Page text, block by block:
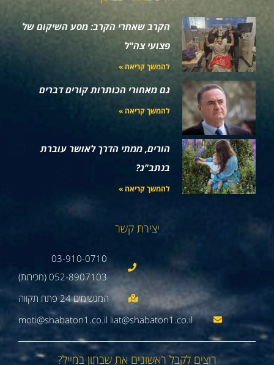
הקרב שאחרי הקרב: מסע השיקום של
פצועי צה"ל
להמשך קריאה »
גם מאחורי הכותרות קורים דברים
להמשך קריאה »
הורים, ממתי הדרך לאושר עוברת
בנתב"ג?
להמשך קריאה »
יצירת קשר
03-910-0710
052-8907103 (מכירות)
moti@shabaton1.co.il liat@shabaton1.co.il
רוצים לקבל ראשונים את שבתון במייל?